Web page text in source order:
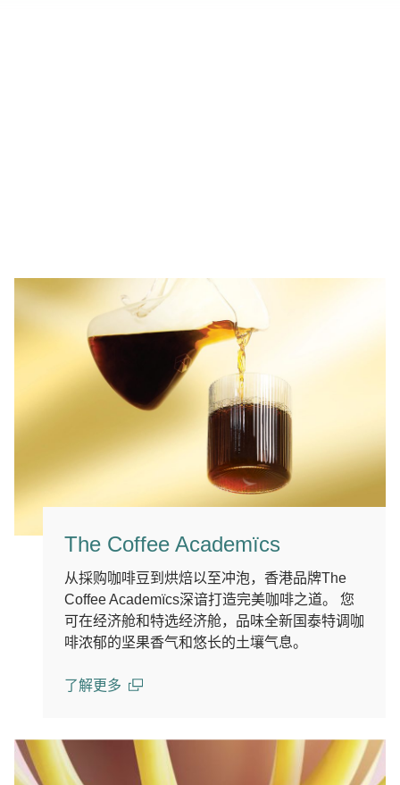
The Coffee Academïcs
从採购咖啡豆到烘焙以至冲泡，香港品牌The
Coffee Academïcs深谙打造完美咖啡之道。 您
可在经济舱和特选经济舱，品味全新国泰特调咖
啡浓郁的坚果香气和悠长的土壤气息。
了解更多